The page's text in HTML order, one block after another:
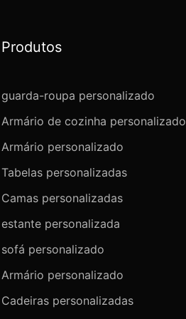
Produtos
guarda-roupa personalizado
Armário de cozinha personalizado
Armário personalizado
Tabelas personalizadas
Camas personalizadas
estante personalizada
sofá personalizado
Armário personalizado
Cadeiras personalizadas